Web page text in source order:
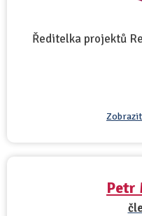
Ředitelka projektů
Petr